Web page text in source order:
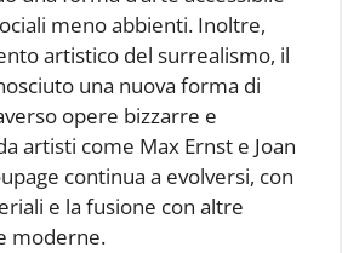
meno abbienti. Inoltre,
artistico del surrealismo, il
una nuova forma di
opere bizzarre e
artisti come Max Ernst e Joan
continua a evolversi, con
e la fusione con altre
moderne.